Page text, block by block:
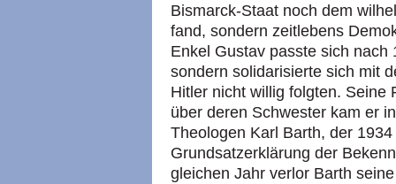
Bismarck-Staat noch dem
fand, sondern zeitlebens
Enkel Gustav passte sich
sondern solidarisierte sich mit
Hitler nicht willig folgten. Seine
über deren Schwester kam er
Theologen Karl Barth, der
Grundsatzerklärung der
gleichen Jahr verlor Barth